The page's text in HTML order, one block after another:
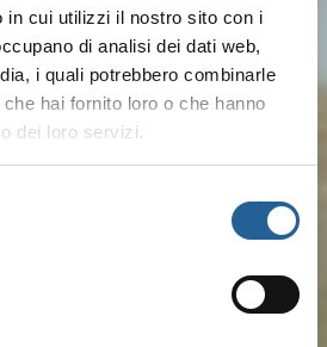
in cui utilizzi il nostro sito con i
di analisi dei dati web,
i quali potrebbero combinarle
hai fornito loro o che hanno
dei loro servizi.